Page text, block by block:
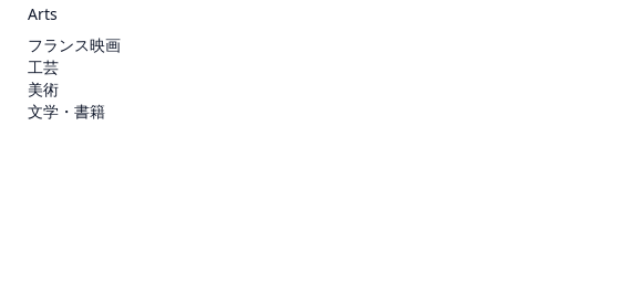
Arts
フランス映画
工芸
美術
文学・書籍